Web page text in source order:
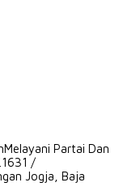
Melayani Partai Dan
/
Jogja, Baja